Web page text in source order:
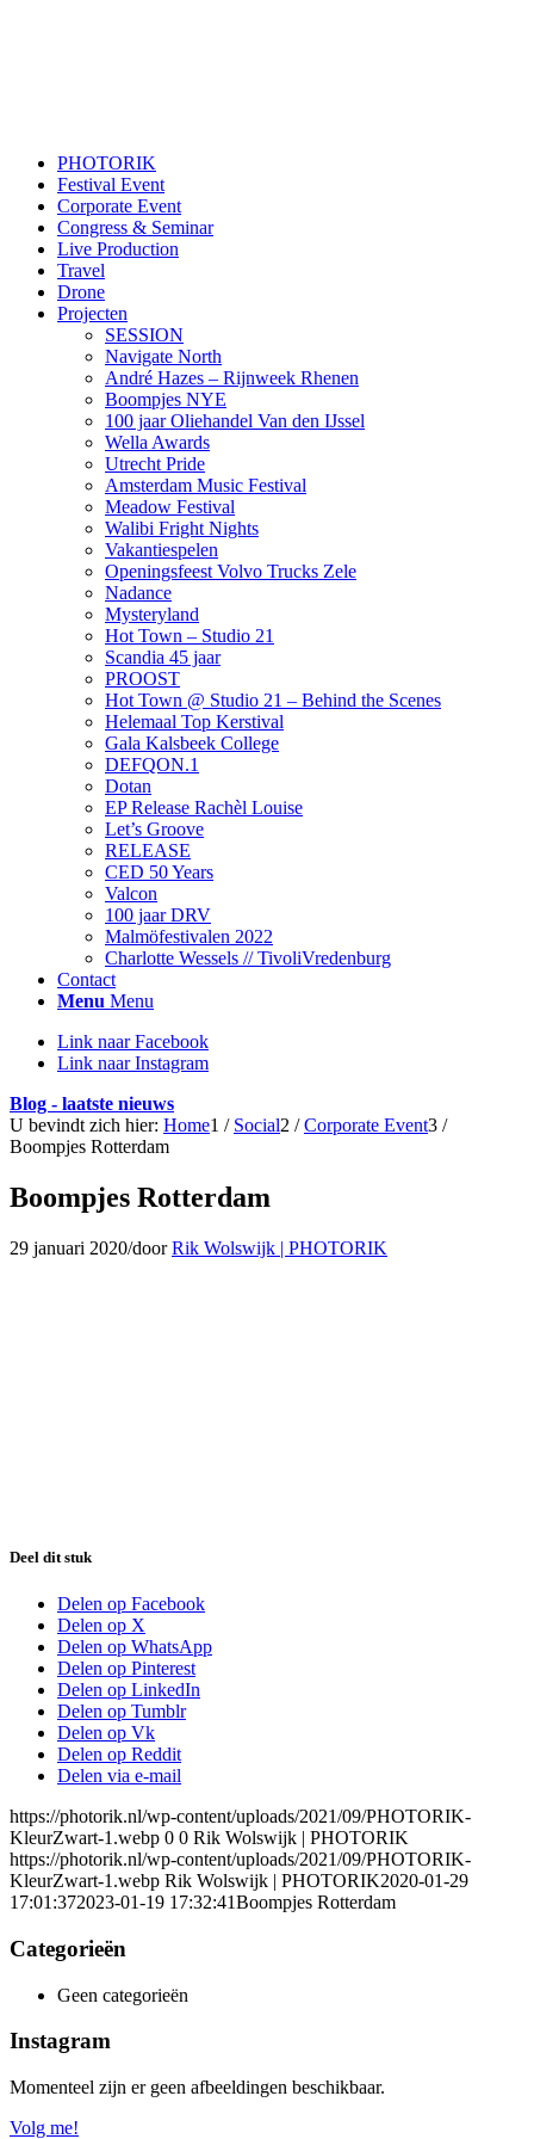
PHOTORIK
Festival Event
Corporate Event
Congress & Seminar
Live Production
Travel
Drone
Projecten
SESSION
Navigate North
André Hazes – Rijnweek Rhenen
Boompjes NYE
100 jaar Oliehandel Van den IJssel
Wella Awards
Utrecht Pride
Amsterdam Music Festival
Meadow Festival
Walibi Fright Nights
Vakantiespelen
Openingsfeest Volvo Trucks Zele
Nadance
Mysteryland
Hot Town – Studio 21
Scandia 45 jaar
PROOST
Hot Town @ Studio 21 – Behind the Scenes
Helemaal Top Kerstival
Gala Kalsbeek College
DEFQON.1
Dotan
EP Release Rachèl Louise
Let’s Groove
RELEASE
CED 50 Years
Valcon
100 jaar DRV
Malmöfestivalen 2022
Charlotte Wessels // TivoliVredenburg
Contact
Menu Menu
Link naar Facebook
Link naar Instagram
Blog - laatste nieuws
U bevindt zich hier: Home1 / Social2 / Corporate Event3 /
Boompjes Rotterdam
Boompjes Rotterdam
29 januari 2020/doorRik Wolswijk | PHOTORIK
Deel dit stuk
Delen op Facebook
Delen op X
Delen op WhatsApp
Delen op Pinterest
Delen op LinkedIn
Delen op Tumblr
Delen op Vk
Delen op Reddit
Delen via e-mail
https://photorik.nl/wp-content/uploads/2021/09/PHOTORIK-
KleurZwart-1.webp 0 0 Rik Wolswijk | PHOTORIK
https://photorik.nl/wp-content/uploads/2021/09/PHOTORIK-
KleurZwart-1.webp Rik Wolswijk | PHOTORIK2020-01-29
17:01:372023-01-19 17:32:41Boompjes Rotterdam
Categorieën
Geen categorieën
Instagram
Momenteel zijn er geen afbeeldingen beschikbaar.
Volg me!